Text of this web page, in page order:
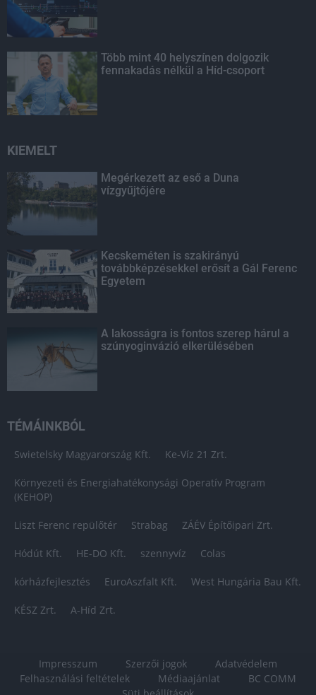
Több mint 40 helyszínen dolgozik
fennakadás nélkül a Híd-csoport
KIEMELT
Megérkezett az eső a Duna
vízgyűjtőjére
Kecskeméten is szakirányú
továbbképzésekkel erősít a Gál Ferenc
Egyetem
A lakosságra is fontos szerep hárul a
szúnyoginvázió elkerülésében
TÉMÁINKBÓL
Swietelsky Magyarország Kft. Ke-Víz 21 Zrt.
Környezeti és Energiahatékonysági Operatív Program
(KEHOP)
Liszt Ferenc repülőtér Strabag ZÁÉV Építőipari Zrt.
Hódút Kft. HE-DO Kft. szennyvíz Colas
kórházfejlesztés EuroAszfalt Kft. West Hungária Bau Kft.
KÉSZ Zrt. A-Híd Zrt.
Impresszum Szerzői jogok
Adatvédelem
Felhasználási feltételek
Médiaajánlat
BC COMM